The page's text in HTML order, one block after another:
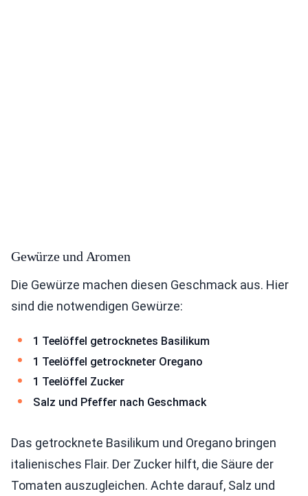
Gewürze und Aromen
Die Gewürze machen diesen Geschmack aus. Hier
sind die notwendigen Gewürze:
1 Teelöffel getrocknetes Basilikum
1 Teelöffel getrockneter Oregano
1 Teelöffel Zucker
Salz und Pfeffer nach Geschmack
Das getrocknete Basilikum und Oregano bringen
italienisches Flair. Der Zucker hilft, die Säure der
Tomaten auszugleichen. Achte darauf, Salz und